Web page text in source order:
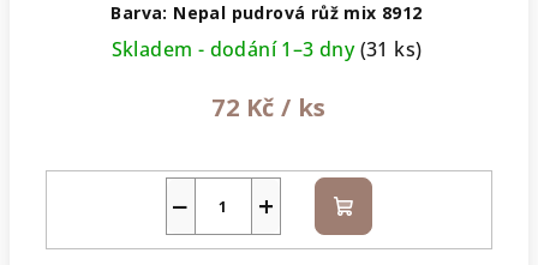
Barva: Nepal pudrová růž mix 8912
Skladem - dodání 1–3 dny(31 ks)
72 Kč / ks
+
− Do
košíku